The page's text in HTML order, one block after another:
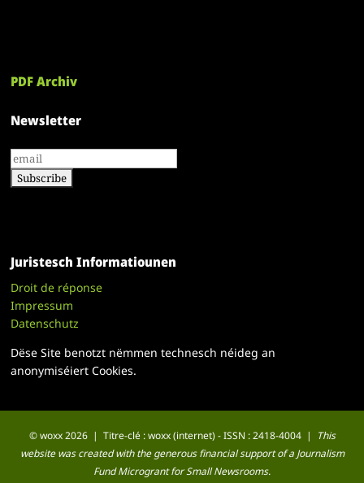
PDF Archiv
Newsletter
Juristesch Informatiounen
Droit de réponse
Impressum
Datenschutz
Dëse Site benotzt nëmmen technesch néideg an
anonymiséiert Cookies.
© woxx 2026 | Titre-clé : woxx (internet) - ISSN : 2418-4004 |
This
website was created with the generous financial support of a Journalism
Fund Microgrant for Small Newsrooms.